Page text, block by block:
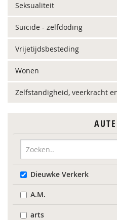
Seksualiteit
Suïcide - zelfdoding
Vrijetijdsbesteding
Wonen
Zelfstandigheid, veerkracht
Dieuwke Verkerk
A.M.
arts